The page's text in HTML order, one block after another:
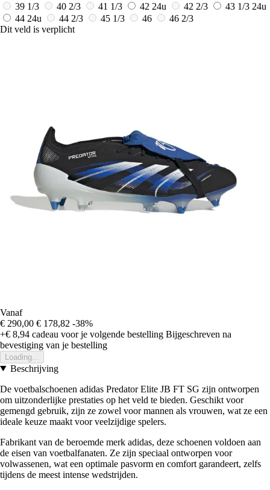
39 1/3
40 2/3 41 1/3 42 24u 42 2/3 43 1/3 24u
44 24u 44 2/3 45 1/3 46
46 2/3
Dit veld is verplicht
Vanaf
€ 290,00 € 178,82 -38%
+€ 8,94 cadeau voor je volgende bestelling Bijgeschreven na
bevestiging van je bestelling
Loading...
Beschrijving
De voetbalschoenen adidas Predator Elite JB FT SG zijn ontworpen
om uitzonderlijke prestaties op het veld te bieden. Geschikt voor
gemengd gebruik, zijn ze zowel voor mannen als vrouwen, wat ze een
ideale keuze maakt voor veelzijdige spelers.
Fabrikant van de beroemde merk adidas, deze schoenen voldoen aan
de eisen van voetbalfanaten. Ze zijn speciaal ontworpen voor
volwassenen, wat een optimale pasvorm en comfort garandeert, zelfs
tijdens de meest intense wedstrijden.